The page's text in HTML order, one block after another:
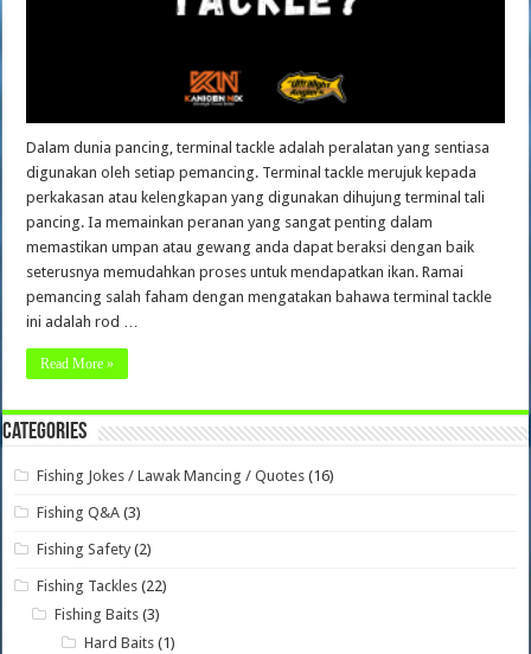
Dalam dunia pancing, terminal tackle adalah peralatan yang sentiasa
digunakan oleh setiap pemancing. Terminal tackle merujuk kepada
perkakasan atau kelengkapan yang digunakan dihujung terminal tali
pancing. Ia memainkan peranan yang sangat penting dalam
memastikan umpan atau gewang anda dapat beraksi dengan baik
seterusnya memudahkan proses untuk mendapatkan ikan. Ramai
pemancing salah faham dengan mengatakan bahawa terminal tackle
ini adalah rod …
Read More »
Categories
Fishing Jokes / Lawak Mancing / Quotes (16)
Fishing Q&A (3)
Fishing Safety (2)
Fishing Tackles (22)
Fishing Baits (3)
Hard Baits (1)